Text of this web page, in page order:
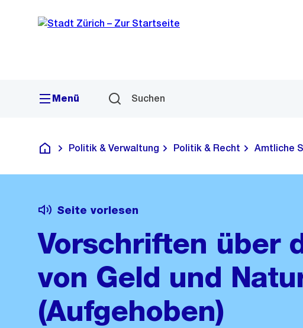
Navigation
Sprunglink
Menü Suchen
Deutsch
Politik & Verwaltung Politik & Recht Amtliche
Seite vorlesen
Vorschriften über
von Geld und
(Aufgehoben)